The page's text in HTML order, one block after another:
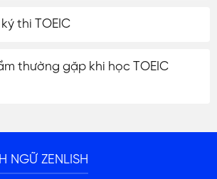
thi TOEIC
thường gặp khi học TOEIC
NGỮ ZENLISH